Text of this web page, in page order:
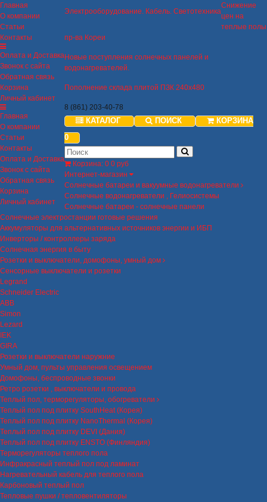
Главная
О компании
Статьи
Контакты
Оплата и Доставка
Звонок с сайта
Обратная связь
Корзина
Личный кабинет
Главная
О компании
Статьи
Контакты
Оплата и Доставка
Звонок с сайта
Обратная связь
Корзина
Личный кабинет
Электрооборудование. Кабель. Светотехника
Снижение
цен на
теплые полы
пр-ва Кореи
Новые поступления солнечных панелей и
водонагревателей.
Пополнение склада плитой ПЗК 240х480
8 (861) 203-40-78
КАТАЛОГ ПОИСК
КОРЗИНА
0
Корзина: 0 0 руб
Интернет-магазин
Солнечные батареи и вакуумные водонагреватели
Солнечные водонагреватели , Гелиосистемы
Солнечные батареи - солнечные панели
Солнечные электростанции готовые решения
Аккумуляторы для альтернативных источников энергии и ИБП
Инверторы / контроллеры заряда
Солнечная энергия в быту
Розетки и выключатели, домофоны, умный дом
Сенсорные выключатели и розетки
Legrand
Schneider Electric
ABB
Simon
Lezard
IEK
GIRA
Розетки и выключатели наружние
Умный дом, пульты управления освещением
Домофоны, беспроводные звонки
Ретро розетки , выключатели и провода
Теплый пол, терморегуляторы, обогреватели
Теплый пол под плитку SouthHeat (Корея)
Теплый пол под плитку NanoThermal (Корея)
Теплый пол под плитку DEVI (Дания)
Теплый пол под плитку ENSTO (Финляндия)
Терморегуляторы теплого пола
Инфракрасный теплый пол под ламинат
Нагревательный кабель для теплого пола
Карбоновый теплый пол
Тепловые пушки / тепловентиляторы